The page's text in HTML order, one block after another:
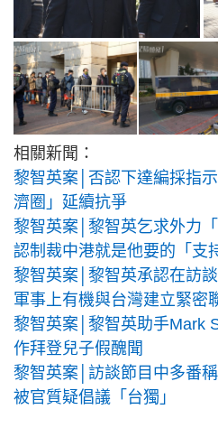
相關新聞：
黎智英案│否認下達編採指
濟圈」延續抗爭
黎智英案│黎智英乞求外力
認制裁中港就是他要的「支
黎智英案│黎智英承認在訪
軍事上有機與台灣建立緊密
黎智英案│黎智英助手Mark
作拜登兒子假醜聞
黎智英案│訪談節目中多番
被官質疑倡議「台獨」